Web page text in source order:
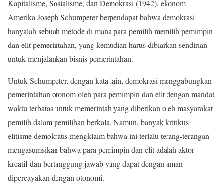
Kapitalisme, Sosialisme, dan Demokrasi (1942), ekonom
Amerika Joseph Schumpeter berpendapat bahwa demokrasi
hanyalah sebuah metode di mana para pemilih memilih pemimpin
dan elit pemerintahan, yang kemudian harus dibiarkan sendirian
untuk menjalankan bisnis pemerintahan.
Untuk Schumpeter, dengan kata lain, demokrasi menggabungkan
pemerintahan otonom oleh para pemimpin dan elit dengan mandat
waktu terbatas untuk memerintah yang diberikan oleh masyarakat
pemilih dalam pemilihan berkala. Namun, banyak kritikus
elitisme demokratis mengklaim bahwa ini terlalu terang-terangan
mengasumsikan bahwa para pemimpin dan elit adalah aktor
kreatif dan bertanggung jawab yang dapat dengan aman
dipercayakan dengan otonomi.